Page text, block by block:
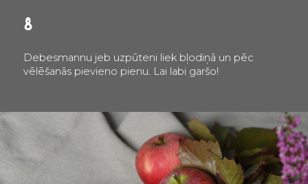
8
Debesmannu jeb uzpūteni liek bļodiņā un pēc
vēlēšanās pievieno pienu. Lai labi garšo!